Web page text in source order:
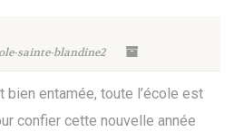
sainte-blandine2
bien entamée, toute l’école est
confier cette nouvelle année